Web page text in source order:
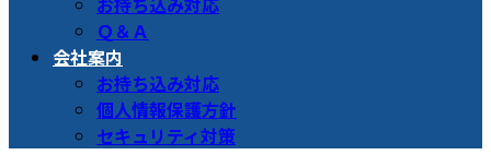
Ｑ＆Ａ
会社案内
お持ち込み対応
個人情報保護方針
セキュリティ対策